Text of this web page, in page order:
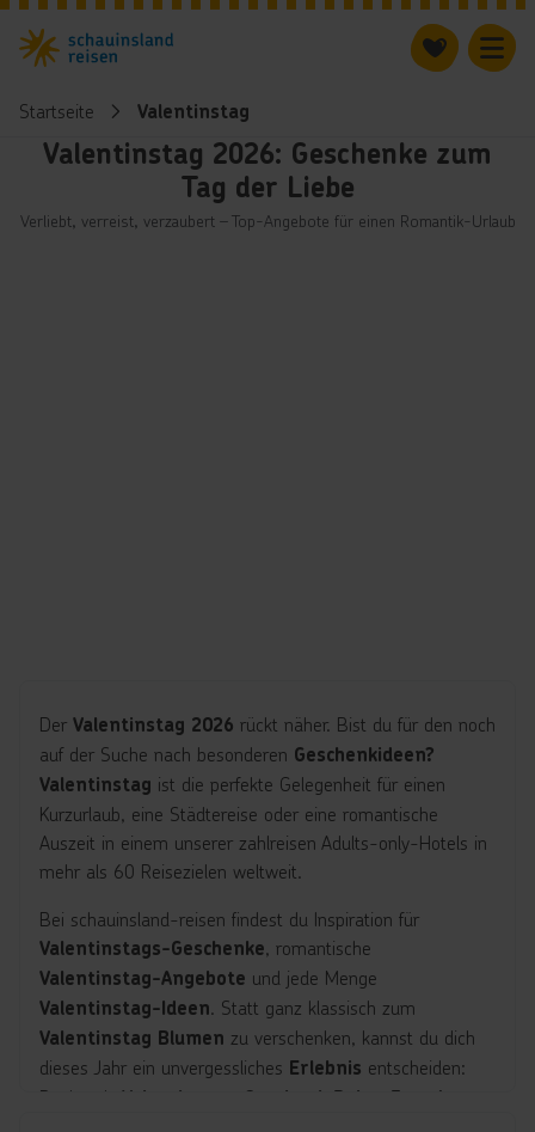
Startseite Valentinstag
Valentinstag 2026: Geschenke zum
Tag der Liebe
Verliebt, verreist, verzaubert – Top-Angebote für einen Romantik-Urlaub
Der Valentinstag 2026 rückt näher. Bist du für den noch
auf der Suche nach besonderen Geschenkideen?
Valentinstag ist die perfekte Gelegenheit für einen
Kurzurlaub, eine Städtereise oder eine romantische
Auszeit in einem unserer zahlreisen Adults-only-Hotels in
mehr als 60 Reisezielen weltweit.
Bei schauinsland-reisen findest du Inspiration für
Valentinstags-Geschenke, romantische
Valentinstag-Angebote und jede Menge
Valentinstag-Ideen. Statt ganz klassisch zum
Valentinstag Blumen zu verschenken, kannst du dich
dieses Jahr ein unvergessliches Erlebnis entscheiden:
Buche als Valentinstag-Geschenk Reise-Freuden